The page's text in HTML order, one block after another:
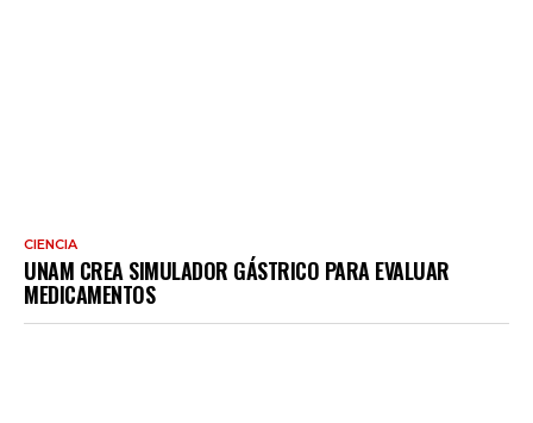
CIENCIA
UNAM CREA SIMULADOR GÁSTRICO PARA EVALUAR
MEDICAMENTOS